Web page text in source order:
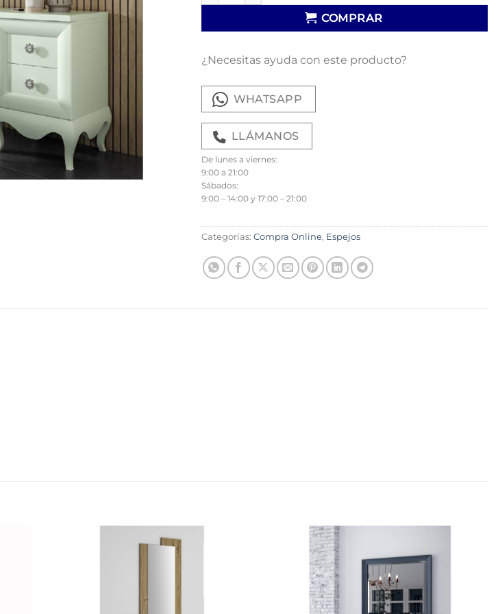
COMPRAR
¿Necesitas ayuda con este producto?
WHATSAPP
LLÁMANOS
De lunes a viernes:
9:00 a 21:00
Sábados:
9:00 – 14:00 y 17:00 – 21:00
Categorías: Compra Online, Espejos